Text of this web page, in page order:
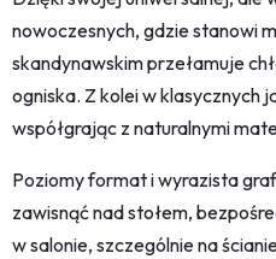
nowoczesnych, gdzie stanowi
skandynawskim przełamuje
ogniska. Z kolei w klasycznych
współgrając z naturalnymi
Poziomy format i wyrazista
zawisnąć nad stołem,
w salonie, szczególnie na